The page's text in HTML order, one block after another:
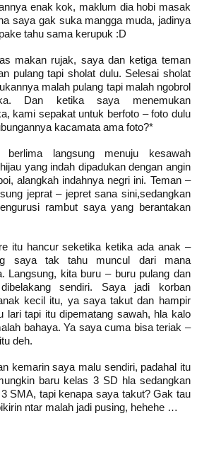
enak kok, maklum dia hobi masak
saya gak suka mangga muda, jadinya
tahu sama kerupuk :D
makan rujak, saya dan ketiga teman
pulang tapi sholat dulu. Selesai sholat
malah pulang tapi malah ngobrol
Dan ketika saya menemukan
kami sepakat untuk berfoto – foto dulu
kacamata ama foto?*
langsung menuju kesawah
yang indah dipadukan dengan angin
alangkah indahnya negri ini. Teman –
jeprat – jepret sana sini,sedangkan
rambut saya yang berantakan
itu hancur seketika ketika ada anak –
saya tak tahu muncul dari mana
Langsung, kita buru – buru pulang dan
sendiri. Saya jadi korban
kecil itu, ya saya takut dan hampir
lari tapi itu dipematang sawah, hla kalo
bahaya. Ya saya cuma bisa teriak –
deh.
kemarin saya malu sendiri, padahal itu
baru kelas 3 SD hla sedangkan
SMA, tapi kenapa saya takut? Gak tau
ntar malah jadi pusing, hehehe …